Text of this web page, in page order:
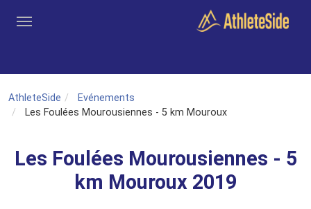
AthleteSide
Evénements
Les Foulées Mourousiennes - 5 km Mouroux
Les Foulées Mourousiennes - 5
km Mouroux 2019